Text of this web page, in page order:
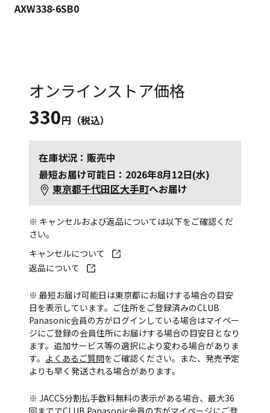
AXW338-6SB0
オンラインストア価格
330円（税込）
在庫状況：販売中
最短お届け可能日：2026年8月12日(水)
東京都千代田区大手町へお届け
※ キャンセルおよび返品については以下をご確認くだ
さい。
キャンセルについて
返品について
※ 最短お届け可能日は東京都にお届けする場合の目安
日を表示しています。ご住所をご登録済みのCLUB
Panasonic会員の方がログインしている場合はマイペー
ジにご登録の会員住所にお届けする場合の目安日となり
ます。追加サービス等の選択により変わる場合がありま
す。 よくあるご質問をご確認ください。また、発売予定
よりも早く発送される場合があります。
※ JACCS分割払手数料無料の表示がある場合、最大36
回まででCLUB Panasonic会員の方がマイページにご登